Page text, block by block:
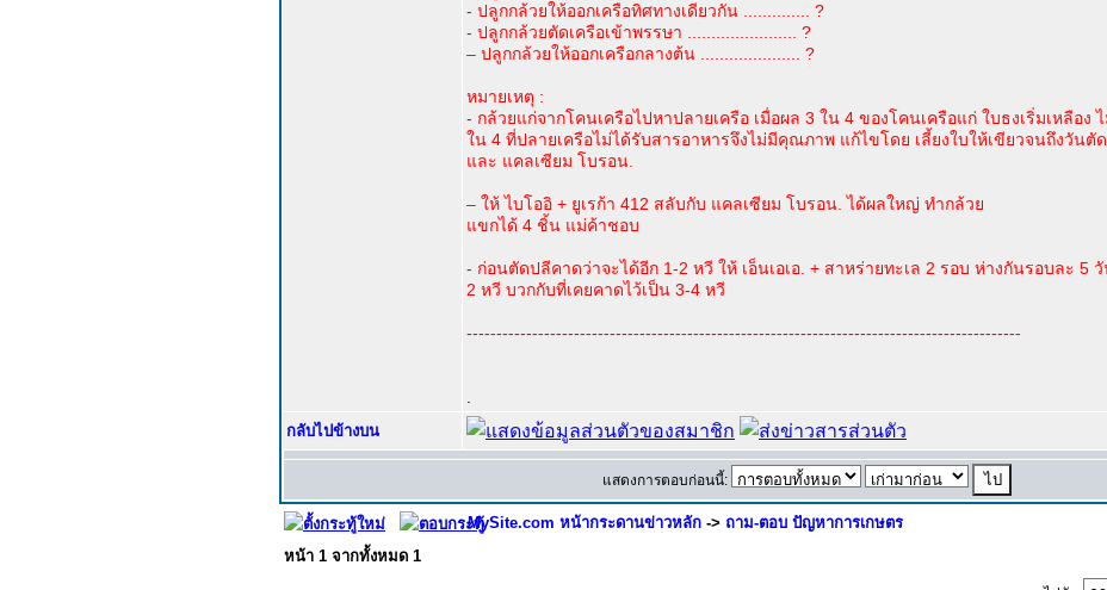
- ปลูกกล้วยให้ออกเครือทิศทางเดียวกัน .............. ?
- ปลูกกล้วยตัดเครือเข้าพรรษา ....................... ?
– ปลูกกล้วยให้ออกเครือกลางต้น ..................... ?
หมายเหตุ :
- กล้วยแก่จากโคนเครือไปหาปลายเครือ เมื่อผล 3 ใน 4 ของโคนเครือแก่ ใบธงเริ่มเหลือง
ใน 4 ที่ปลายเครือไม่ได้รับสารอาหารจึงไม่มีคุณภาพ แก้ไขโดย เลี้ยงใบให้เขียวจนถึงวันตั
และ แคลเซียม โบรอน.
– ให้ ไบโออิ + ยูเรก้า 412 สลับกับ แคลเซียม โบรอน. ได้ผลใหญ่ ทำกล้วย
แขกได้ 4 ชิ้น แม่ค้าชอบ
- ก่อนตัดปลีคาดว่าจะได้อีก 1-2 หวี ให้ เอ็นเอเอ. + สาหร่ายทะเล 2 รอบ ห่างกันรอบละ 5
2 หวี บวกกับที่เคยคาดไว้เป็น 3-4 หวี
---------------------------------------------------------------------------------------------
กลับไปข้างบน
แสดงการตอบก่อนนี้:
MySite.com หน้ากระดานข่าวหลัก -> ถาม-ตอบ ปัญหาการเกษตร
หน้า 1 จากทั้งหมด 1